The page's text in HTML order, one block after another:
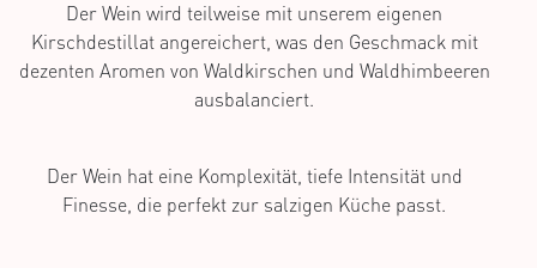
Der Wein wird teilweise mit unserem eigenen
Kirschdestillat angereichert, was den Geschmack mit
dezenten Aromen von Waldkirschen und Waldhimbeeren
ausbalanciert.
Der Wein hat eine Komplexität, tiefe Intensität und
Finesse, die perfekt zur salzigen Küche passt.